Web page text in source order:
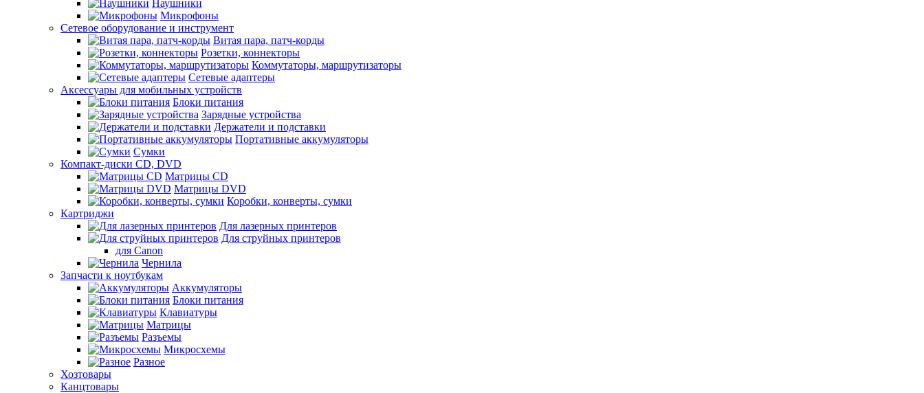
Наушники
Микрофоны
Сетевое оборудование и инструмент
Витая пара, патч-корды
Розетки, коннекторы
Коммутаторы, маршрутизаторы
Сетевые адаптеры
Аксессуары для мобильных устройств
Блоки питания
Зарядные устройства
Держатели и подставки
Портативные аккумуляторы
Сумки
Компакт-диски CD, DVD
Матрицы CD
Матрицы DVD
Коробки, конверты, сумки
Картриджи
Для лазерных принтеров
Для струйных принтеров
для Canon
Чернила
Запчасти к ноутбукам
Аккумуляторы
Блоки питания
Клавиатуры
Матрицы
Разъемы
Микросхемы
Разное
Хозтовары
Канцтовары